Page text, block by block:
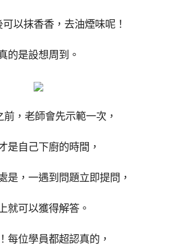
以抹香香，去油煙味呢！
的是設想周到。
前，老師會先示範一次，
是自己下廚的時間，
是，一遇到問題立即提問，
就可以獲得解答。
每位學員都超認真的，